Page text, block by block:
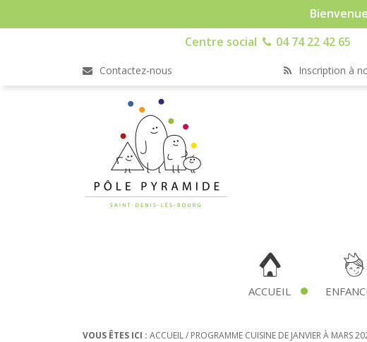
Centre social
04 74 22 42 65
Contactez-nous Inscription à
ACCUEIL
VOUS ÊTES ICI : ACCUEIL/ PROGRAMME CUISINE DE JANVIER À MARS